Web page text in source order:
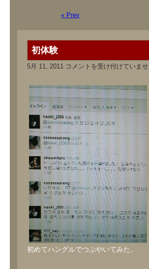
« Prev
初体験
5月 11, 2011 初
は
コメントを受け付けていま
初めてハングルでつぶやいてみた。